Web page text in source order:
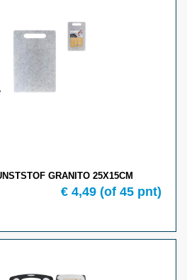
GRANITO 25X15CM
€ 4,49 (of 45 pnt)